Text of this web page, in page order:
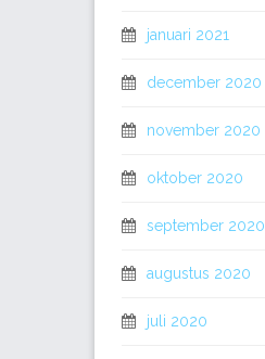
januari 2021
december 2020
november 2020
oktober 2020
september 2020
augustus 2020
juli 2020